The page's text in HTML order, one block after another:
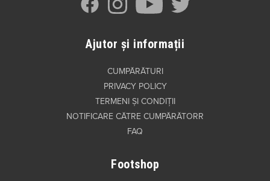
Ajutor și informații
CUMPĂRĂTURI
PRIVACY POLICY
TERMENI ȘI CONDIȚII
NOTIFICARE CĂTRE CUMPĂRĂTORR
FAQ
Footshop